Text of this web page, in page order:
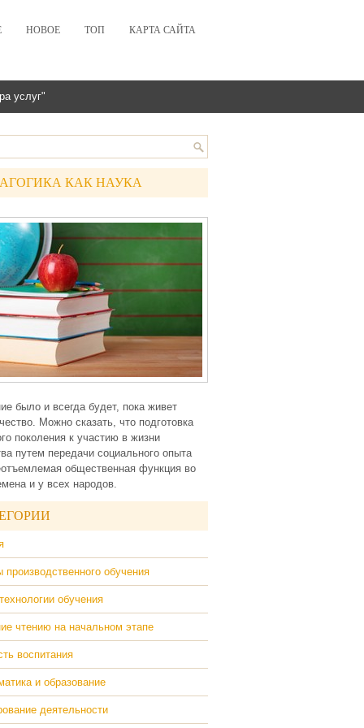
НОВОЕ ТОП КАРТА САЙТА
услуг"
КАК НАУКА
было и всегда будет, пока живет
Можно сказать, что подготовка
поколения к участию в жизни
путем передачи социального опыта
общественная функция во
и у всех народов.
производственного обучения
обучения
чтению на начальном этапе
воспитания
и образование
деятельности